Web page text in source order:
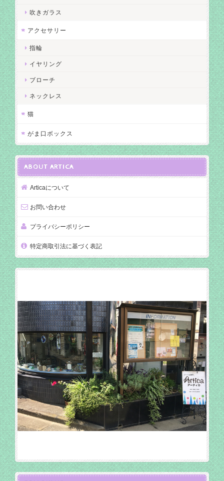
吹きガラス
アクセサリー
指輪
イヤリング
ブローチ
ネックレス
猫
がま口ボックス
ABOUT ARTICA
Articaについて
お問い合わせ
プライバシーポリシー
特定商取引法に基づく表記